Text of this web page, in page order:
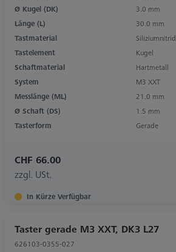
Ø Kugel (DK)
3.0 mm
Länge (L)
30.0 mm
Tastmaterial
Siliziumnitrid
Tastelement
Kugel
Schaftmaterial
Hartmetall
System
M3 XXT
Messlänge (ML)
21.0 mm
Ø Schaft (DS)
1.5 mm
Tasterform
Gerade
CHF 66.00
zzgl. USt.
In Kürze Verfügbar
Taster gerade M3 XXT, DK3 L27
626103-0355-027